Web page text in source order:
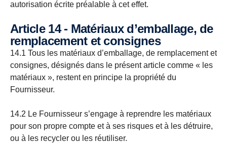
autorisation écrite préalable à cet effet.
Article 14 - Matériaux d’emballage, de
remplacement et consignes
14.1 Tous les matériaux d’emballage, de remplacement et
consignes, désignés dans le présent article comme « les
matériaux », restent en principe la propriété du
Fournisseur.
14.2 Le Fournisseur s’engage à reprendre les matériaux
pour son propre compte et à ses risques et à les détruire,
ou à les recycler ou les réutiliser.